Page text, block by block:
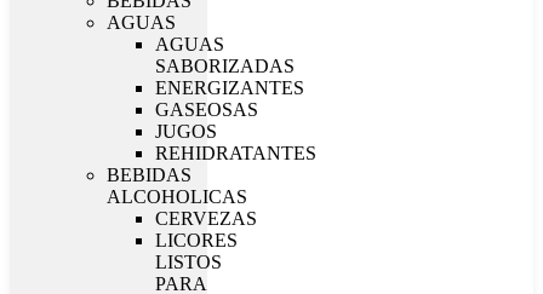
AGUAS
AGUAS
SABORIZADAS
ENERGIZANTES
GASEOSAS
JUGOS
REHIDRATANTES
BEBIDAS
ALCOHOLICAS
CERVEZAS
LICORES
LISTOS
PARA